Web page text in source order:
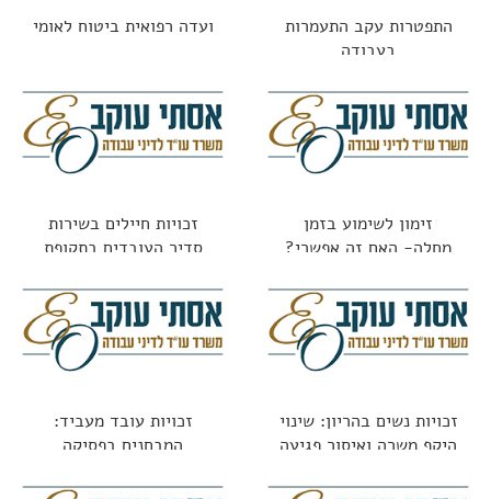
התפטרות עקב התעמרות
בעבודה
ועדה רפואית ביטוח לאומי
זימון לשימוע בזמן
מחלה- האם זה אפשרי?
זכויות חיילים בשירות
סדיר העובדים בתקופת
זכויות נשים בהריון: שינוי
היקף משרה ואיסור פגיעה
זכויות עובד מעביד:
המבחנים בפסיקה